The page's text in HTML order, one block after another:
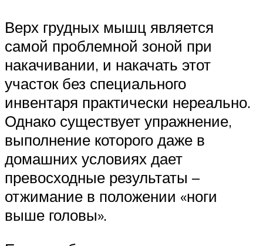
Верх грудных мышц является
самой проблемной зоной при
накачивании, и накачать этот
участок без специального
инвентаря практически нереально.
Однако существует упражнение,
выполнение которого даже в
домашних условиях дает
превосходные результаты –
отжимание в положении «ноги
выше головы».